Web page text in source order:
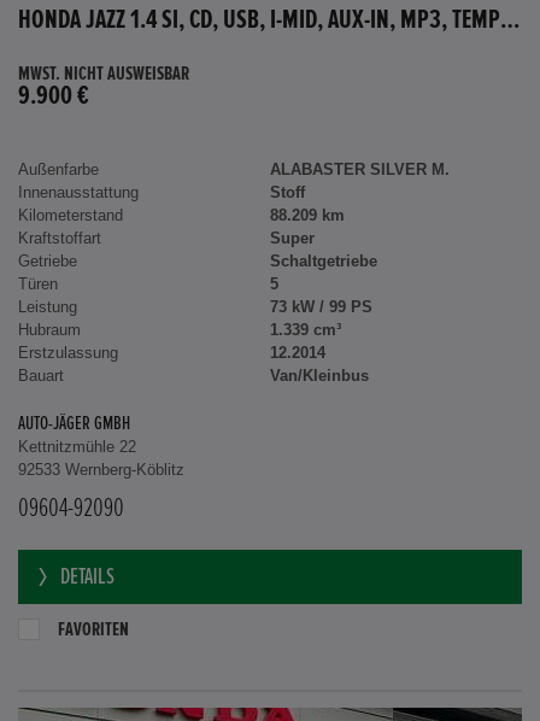
HONDA JAZZ 1.4 SI, CD, USB, I-MID, AUX-IN, MP3, TEMPOMAT
MWST. NICHT AUSWEISBAR
9.900 €
Außenfarbe
ALABASTER SILVER M.
Innenausstattung
Stoff
Kilometerstand
88.209 km
Kraftstoffart
Super
Getriebe
Schaltgetriebe
Türen
5
Leistung
73 kW / 99 PS
Hubraum
1.339 cm³
Erstzulassung
12.2014
Bauart
Van/Kleinbus
AUTO-JÄGER GMBH
Kettnitzmühle 22
92533 Wernberg-Köblitz
09604-92090
DETAILS
FAVORITEN